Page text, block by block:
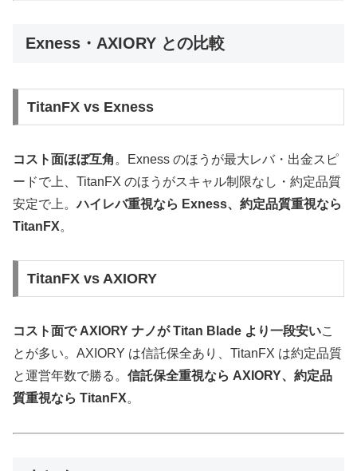
Exness・AXIORY との比較
TitanFX vs Exness
コスト面ほぼ互角 。Exness のほうが最大レバ・出金スピ
ードで上、TitanFX のほうがスキャル制限なし・約定品質
安定で上。ハイレバ重視なら Exness、約定品質重視なら
TitanFX。
TitanFX vs AXIORY
コスト面で AXIORY ナノが Titan Blade より一段安いこ
とが多い。AXIORY は信託保全あり、TitanFX は約定品質
と運営年数で勝る。 信託保全重視なら AXIORY、約定品
質重視なら TitanFX。